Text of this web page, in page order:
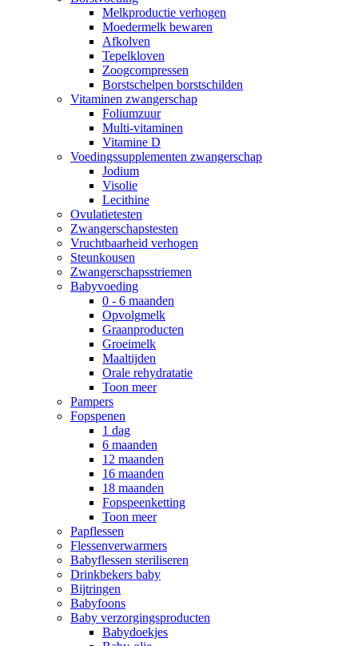
Melkproductie verhogen
Moedermelk bewaren
Afkolven
Tepelkloven
Zoogcompressen
Borstschelpen borstschilden
Vitaminen zwangerschap
Foliumzuur
Multi-vitaminen
Vitamine D
Voedingssupplementen zwangerschap
Jodium
Visolie
Lecithine
Ovulatietesten
Zwangerschapstesten
Vruchtbaarheid verhogen
Steunkousen
Zwangerschapsstriemen
Babyvoeding
0 - 6 maanden
Opvolgmelk
Graanproducten
Groeimelk
Maaltijden
Orale rehydratatie
Toon meer
Pampers
Fopspenen
1 dag
6 maanden
12 maanden
16 maanden
18 maanden
Fopspeenketting
Toon meer
Papflessen
Flessenverwarmers
Babyflessen steriliseren
Drinkbekers baby
Bijtringen
Babyfoons
Baby verzorgingsproducten
Babydoekjes